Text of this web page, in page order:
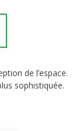
de l’espace.
sophistiquée.